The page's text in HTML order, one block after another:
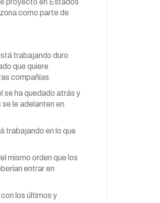
proyecto en Estados
como parte de
trabajando duro
que quiere
compañías.
se ha quedado atrás y
le adelanten en
trabajando en lo que
mismo orden que los
entrar en
los últimos y